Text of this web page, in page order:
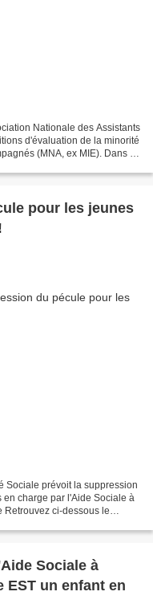
Nationale des Assistants
d'évaluation de la minorité
(MNA, ex MIE). Dans le
pour les jeunes
Sociale prévoit la suppression
charge par l'Aide Sociale à
Retrouvez ci-dessous le
Sociale à
EST un enfant en